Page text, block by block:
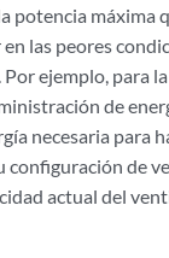
potencia máxima
las peores
ejemplo, para
de
necesaria para
configuración de
actual del